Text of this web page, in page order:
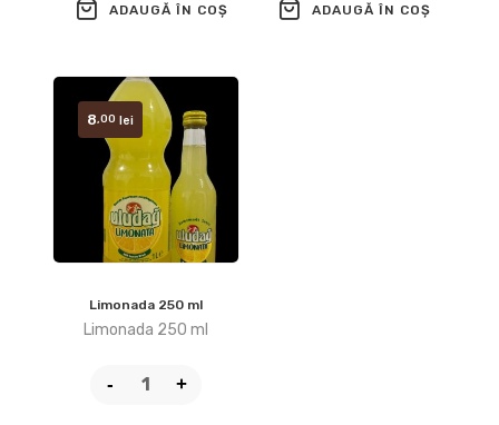
ADAUGĂ ÎN COȘ ADAUGĂ ÎN COȘ
Limonada 250 ml
Limonada 250 ml
8 ,00 lei